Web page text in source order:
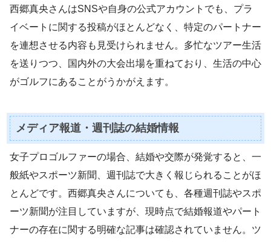
西郷真央さんはSNSや自身の公式アカウントでも、プラ
イベートに関する投稿がほとんどなく、特定のパートナー
を連想させる内容も見受けられません。多忙なツアー生活
を送りつつ、国内外の大会出場を重ねており、生活の中心
がゴルフにあることがうかがえます。
メディア報道・週刊誌の結婚情報
女子プロゴルファーの場合、結婚や交際が発覚すると、一
般紙やスポーツ新聞、週刊誌で大きく報じられることがほ
とんどです。西郷真央さんについても、各種週刊誌やスポ
ーツ新聞が注目していますが、現時点で結婚報道やパート
ナーの存在に関する明確な記事は確認されていません。ツ